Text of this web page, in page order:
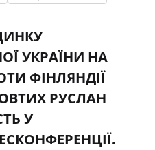
УКРАЇНИ НА
ФІНЛЯНДІЇ
РУСЛАН
У